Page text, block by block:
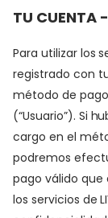
TU CUENTA
Para utilizar los
registrado con
método de
(“Usuario”). Si
cargo en el
podremos
pago válido que
los servicios de